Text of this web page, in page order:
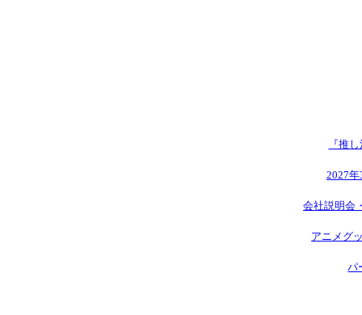
『推
2027
会社説明会
アニメグ
パ